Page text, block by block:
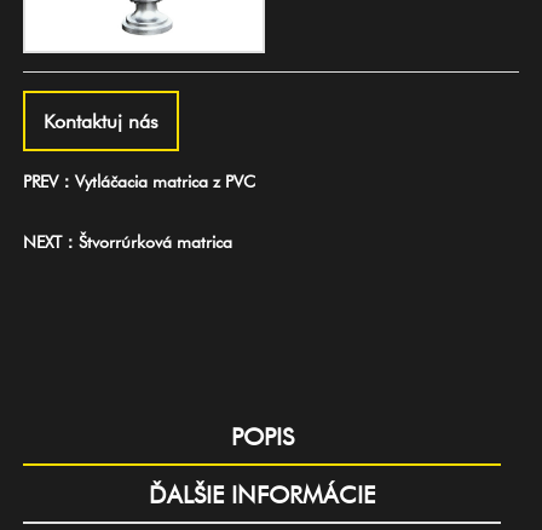
Kontaktuj nás
PREV：Vytláčacia matrica z PVC
NEXT：Štvorrúrková matrica
POPIS
ĎALŠIE INFORMÁCIE